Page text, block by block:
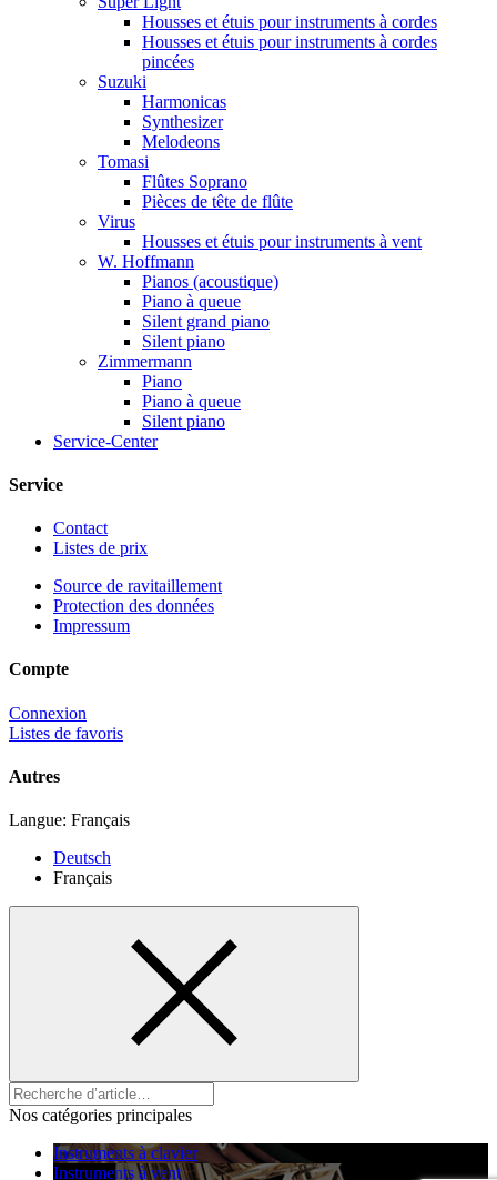
Housses et étuis pour instruments à cordes
Housses et étuis pour instruments à cordes
pincées
Suzuki
Harmonicas
Synthesizer
Melodeons
Tomasi
Flûtes Soprano
Pièces de tête de flûte
Virus
Housses et étuis pour instruments à vent
W. Hoffmann
Pianos (acoustique)
Piano à queue
Silent grand piano
Silent piano
Zimmermann
Piano
Piano à queue
Silent piano
Service-Center
Service
Contact
Listes de prix
Source de ravitaillement
Protection des données
Impressum
Compte
Connexion
Listes de favoris
Autres
Langue: Français
Deutsch
Français
Nos catégories principales
Instruments à clavier
Instruments à vent